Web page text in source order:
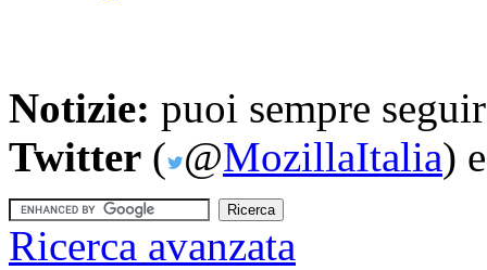
Notizie: puoi sempre
Twitter ( @MozillaItalia)
Ricerca avanzata